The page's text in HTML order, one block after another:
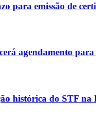
para emissão de
agendamento
histórica do STF